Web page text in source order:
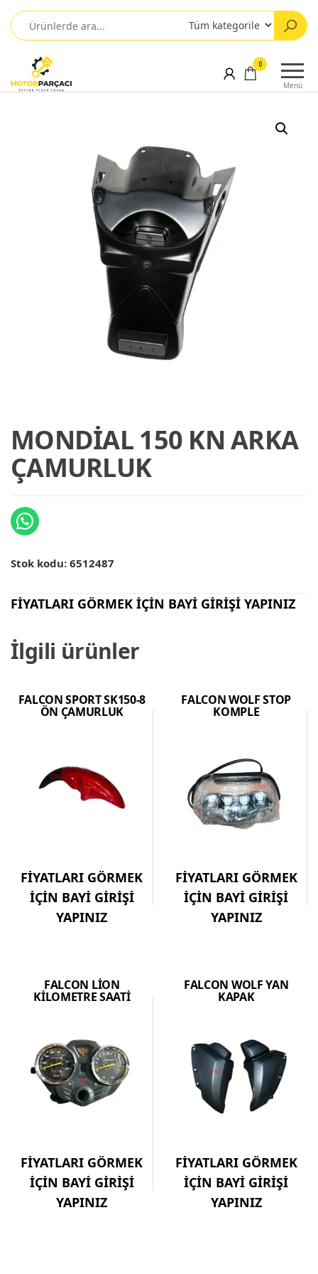
Menü
0
MONDİAL 150 KN ARKA
ÇAMURLUK
Stok kodu: 6512487
FİYATLARI GÖRMEK İÇİN BAYİ GİRİŞİ YAPINIZ
İlgili ürünler
FALCON SPORT SK150-8
ÖN ÇAMURLUK
FİYATLARI GÖRMEK
İÇİN BAYİ GİRİŞİ
YAPINIZ
FALCON WOLF STOP
KOMPLE
FİYATLARI GÖRMEK
İÇİN BAYİ GİRİŞİ
YAPINIZ
FALCON LİON
KİLOMETRE SAATİ
FİYATLARI GÖRMEK
İÇİN BAYİ GİRİŞİ
YAPINIZ
FALCON WOLF YAN
KAPAK
FİYATLARI GÖRMEK
İÇİN BAYİ GİRİŞİ
YAPINIZ